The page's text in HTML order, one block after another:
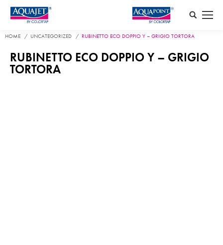
Search:
HOME UNCATEGORIZED RUBINETTO ECO DOPPIO Y – GRIGIO TORTORA
RUBINETTO ECO DOPPIO Y – GRIGIO
TORTORA